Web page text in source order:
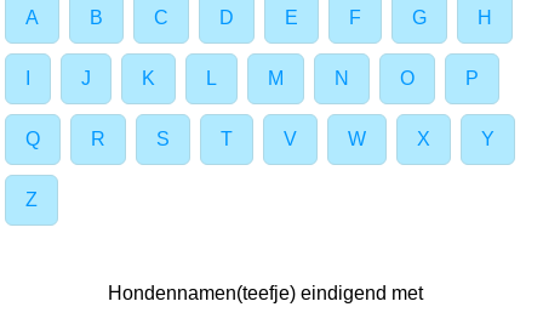
A B C D E F G H
J K L M N O P
Q R S T V W X Y
Z
Hondennamen(teefje) eindigend met